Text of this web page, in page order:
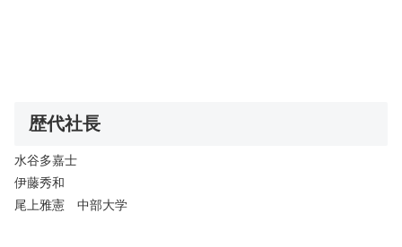
歴代社長
水谷多嘉士
伊藤秀和
尾上雅憲 中部大学